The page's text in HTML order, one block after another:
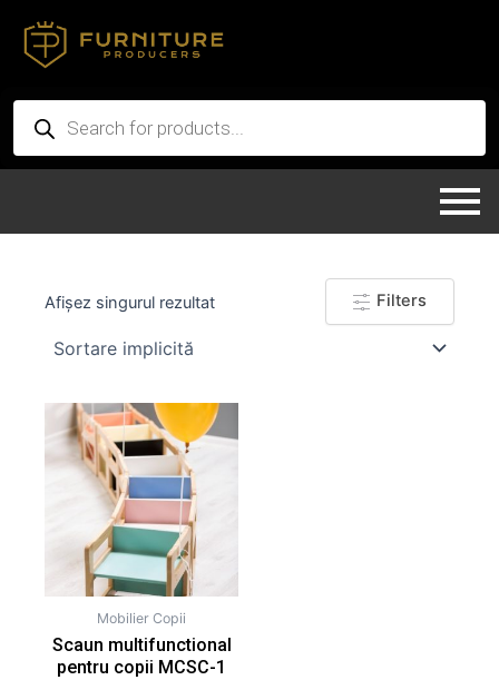
content
Products
search
Filters
Afișez singurul rezultat
Mobilier Copii
Scaun multifunctional
pentru copii MCSC-1